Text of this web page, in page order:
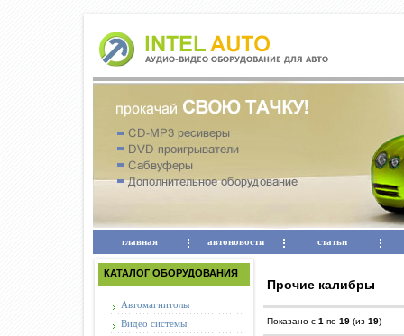
главная автоновости статьи
КАТАЛОГ ОБОРУДОВАНИЯ
Автомагнитолы
Видео системы
Прочие калибры
Показано с 1 по 19(из 19)